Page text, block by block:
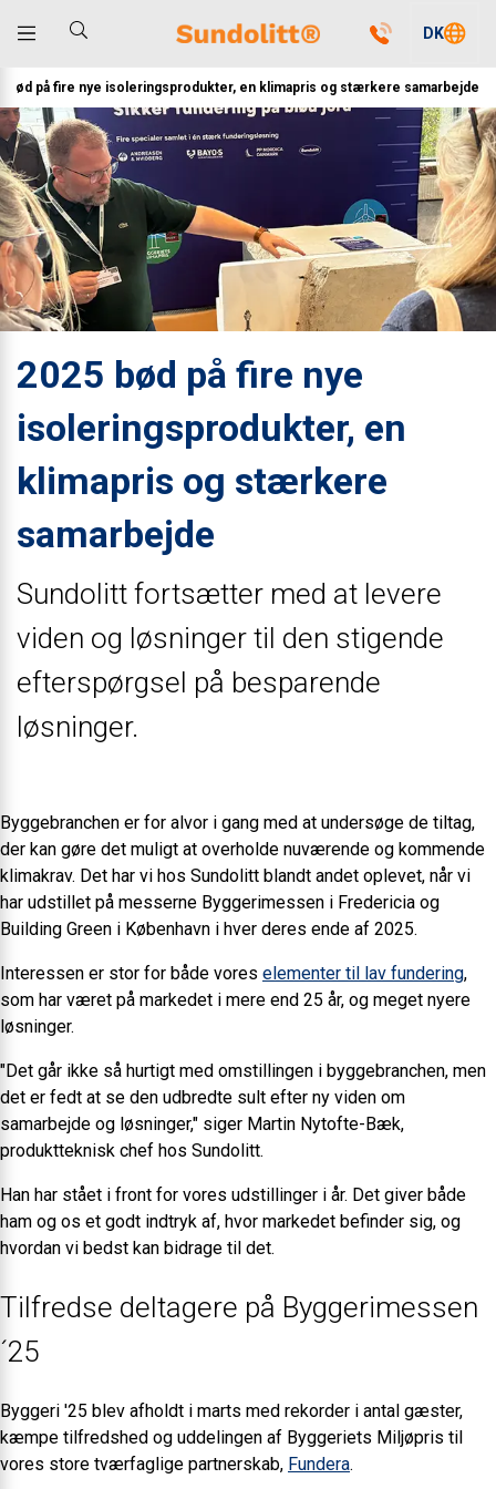
DK
bød på fire nye isoleringsprodukter, en klimapris og stærkere samarbejde
2025 bød på fire nye
isoleringsprodukter, en
klimapris og stærkere
samarbejde
Sundolitt fortsætter med at levere
viden og løsninger til den stigende
efterspørgsel på besparende
løsninger.
Byggebranchen er for alvor i gang med at undersøge de tiltag,
der kan gøre det muligt at overholde nuværende og kommende
klimakrav. Det har vi hos Sundolitt blandt andet oplevet, når vi
har udstillet på messerne Byggerimessen i Fredericia og
Building Green i København i hver deres ende af 2025.
Interessen er stor for både vores elementer til lav fundering,
som har været på markedet i mere end 25 år, og meget nyere
løsninger.
"Det går ikke så hurtigt med omstillingen i byggebranchen, men
det er fedt at se den udbredte sult efter ny viden om
samarbejde og løsninger," siger Martin Nytofte-Bæk,
produktteknisk chef hos Sundolitt.
Han har stået i front for vores udstillinger i år. Det giver både
ham og os et godt indtryk af, hvor markedet befinder sig, og
hvordan vi bedst kan bidrage til det.
Tilfredse deltagere på Byggerimessen
´25
Byggeri '25 blev afholdt i marts med rekorder i antal gæster,
kæmpe tilfredshed og uddelingen af Byggeriets Miljøpris til
vores store tværfaglige partnerskab, Fundera.